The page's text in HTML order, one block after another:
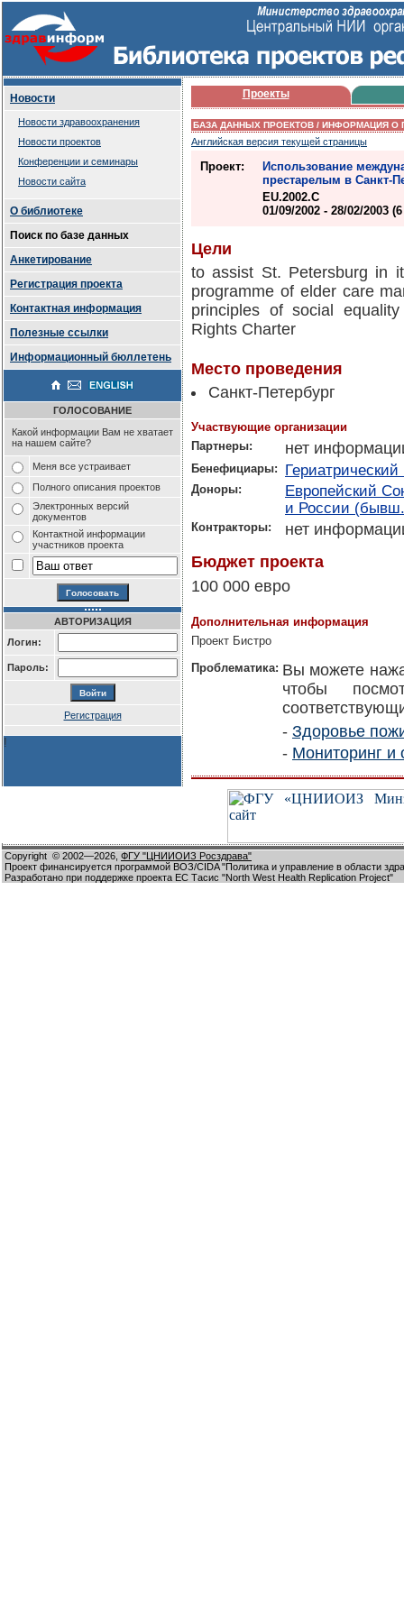
Новости
Новости здравоохранения
Новости проектов
Конференции и семинары
Новости сайта
О библиотеке
Поиск по базе данных
Анкетирование
Регистрация проекта
Контактная информация
Полезные ссылки
Информационный бюллетень
ГОЛОСОВАНИЕ
Какой информации Вам не хватает
на нашем сайте?
Меня все устраивает
Полного описания проектов
Электронных версий
документов
Контактной информации
участников проекта
АВТОРИЗАЦИЯ
Логин:
Пароль:
Регистрация
!
Проекты
БАЗА ДАННЫХ ПРОЕКТОВ / ИНФОРМАЦИЯ О
Английская версия текущей страницы
Проект:
Использование
престарелым в Санкт-
EU.2002.C
01/09/2002 - 28/02/2003
Цели
to assist St. Petersburg in
programme of elder care
principles of social
Rights Charter
Место проведения
Санкт-Петербург
Участвующие организации
Партнеры:
нет
Бенефициары: Гериатрический
Доноры:
Европейский
и России
Контракторы:
нет
Бюджет проекта
100 000 евро
Дополнительная информация
Проект Бистро
Проблематика: Вы можете
чтобы
- Здоровье
- Мониторинг и
Copyright © 2002—2026, ФГУ "ЦНИИОИЗ Росздрава"
Проект финансируется программой ВОЗ/CIDA "Политика и управление в области
Разработано при поддержке проекта ЕС Тасис "North West Health Replication Project"